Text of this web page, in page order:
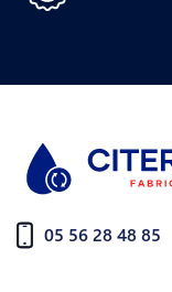
05 56 28 48 85